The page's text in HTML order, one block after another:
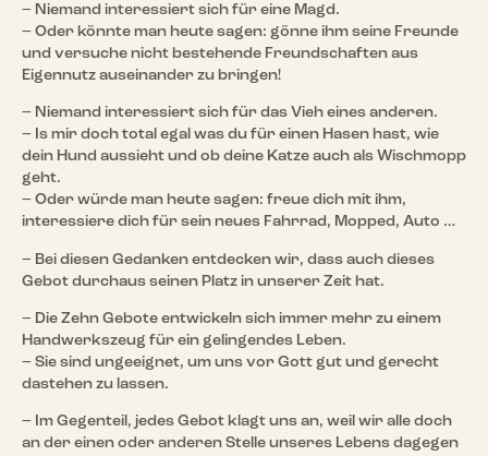
– Niemand interessiert sich für eine Magd.
– Oder könnte man heute sagen: gönne ihm seine Freunde
und versuche nicht bestehende Freundschaften aus
Eigennutz auseinander zu bringen!
– Niemand interessiert sich für das Vieh eines anderen.
– Is mir doch total egal was du für einen Hasen hast, wie
dein Hund aussieht und ob deine Katze auch als Wischmopp
geht.
– Oder würde man heute sagen: freue dich mit ihm,
interessiere dich für sein neues Fahrrad, Mopped, Auto …
– Bei diesen Gedanken entdecken wir, dass auch dieses
Gebot durchaus seinen Platz in unserer Zeit hat.
– Die Zehn Gebote entwickeln sich immer mehr zu einem
Handwerkszeug für ein gelingendes Leben.
– Sie sind ungeeignet, um uns vor Gott gut und gerecht
dastehen zu lassen.
– Im Gegenteil, jedes Gebot klagt uns an, weil wir alle doch
an der einen oder anderen Stelle unseres Lebens dagegen